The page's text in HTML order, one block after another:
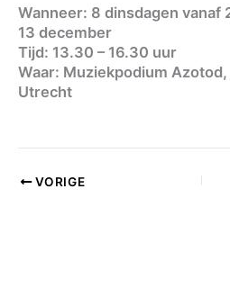
Wanneer: 8 dinsdagen vanaf
13 december
Tijd: 13.30 – 16.30 uur
Waar: Muziekpodium
Utrecht
VORIGE